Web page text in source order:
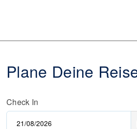
Plane Deine
Check In